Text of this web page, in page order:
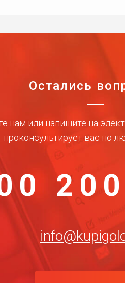
Остались
нам или напишите на
проконсультирует вас по